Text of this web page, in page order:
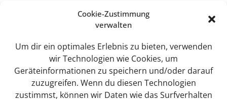
Cookie-Zustimmung
verwalten
Um dir ein optimales Erlebnis zu bieten, verwenden
wir Technologien wie Cookies, um
Geräteinformationen zu speichern und/oder darauf
zuzugreifen. Wenn du diesen Technologien
zustimmst, können wir Daten wie das Surfverhalten
Sweet Tec GmbH
Lindhorst 4
19258 Boizenburg
info@sweet-tec.de